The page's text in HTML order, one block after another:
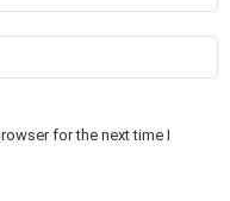
for the next time I